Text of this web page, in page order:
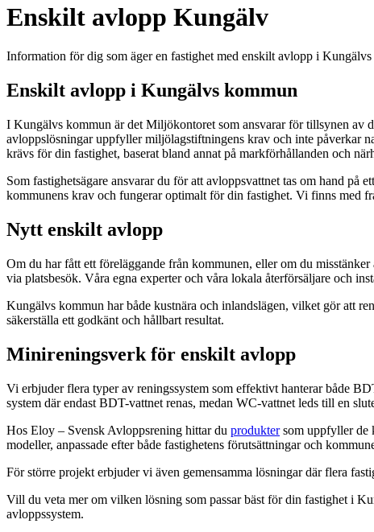
Enskilt avlopp Kungälv
Information för dig som äger en fastighet med enskilt avlopp i
Enskilt avlopp i Kungälvs kommun
I Kungälvs kommun är det Miljökontoret som ansvarar för tillsynen av
avloppslösningar uppfyller miljölagstiftningens krav och inte påverkar
krävs för din fastighet, baserat bland annat på markförhållanden och
Som fastighetsägare ansvarar du för att avloppsvattnet tas om hand
kommunens krav och fungerar optimalt för din fastighet. Vi finns med
Nytt enskilt avlopp
Om du har fått ett föreläggande från kommunen, eller om du
via platsbesök. Våra egna experter och våra lokala återförsäljare och
Kungälvs kommun har både kustnära och inlandslägen, vilket gör att
säkerställa ett godkänt och hållbart resultat.
Minireningsverk för enskilt avlopp
Vi erbjuder flera typer av reningssystem som effektivt hanterar både
system där endast BDT-vattnet renas, medan WC-vattnet leds till en
Hos Eloy – Svensk Avloppsrening hittar du produktersom uppfyller de
modeller, anpassade efter både fastighetens förutsättningar och
För större projekt erbjuder vi även gemensamma lösningar där flera
Vill du veta mer om vilken lösning som passar bäst för din fastighet i
avloppssystem.